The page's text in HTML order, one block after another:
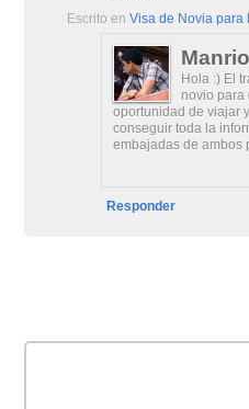
Escrito en Visa de Novia para
Manrio
Hola :) El
novio para
oportunidad de viajar
conseguir toda la
embajadas de ambos
Responder